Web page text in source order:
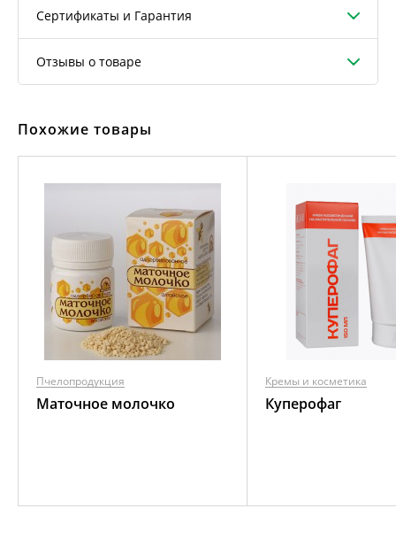
Сертификаты и Гарантия
Отзывы о товаре
Похожие товары
Пчелопродукция
Маточное молочко
Кремы и косметика
Куперофаг